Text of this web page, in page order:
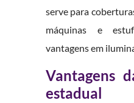
serve para
máquinas e
vantagens em
Vantagens
estadual